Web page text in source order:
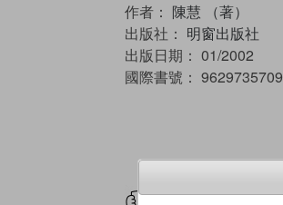
作者： 陳慧 （著）
出版社： 明窗出版社
出版日期： 01/2002
國際書號： 9629735709